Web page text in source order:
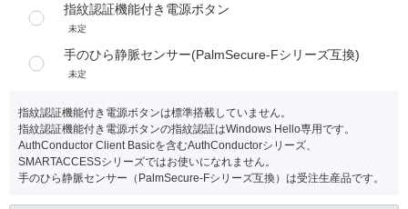
指紋認証機能付き電源ボタン
未定
手のひら静脈センサー(PalmSecure-Fシリーズ互換)
未定
指紋認証機能付き電源ボタンは標準搭載していません。
指紋認証機能付き電源ボタンの指紋認証はWindows Hello専用です。
AuthConductor Client Basicを含むAuthConductorシリーズ、
SMARTACCESSシリーズではお使いになれません。
手のひら静脈センサー（PalmSecure-Fシリーズ互換）は受注生産品です。